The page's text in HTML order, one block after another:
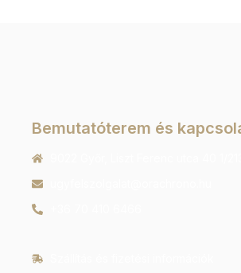
Bemutatóterem és